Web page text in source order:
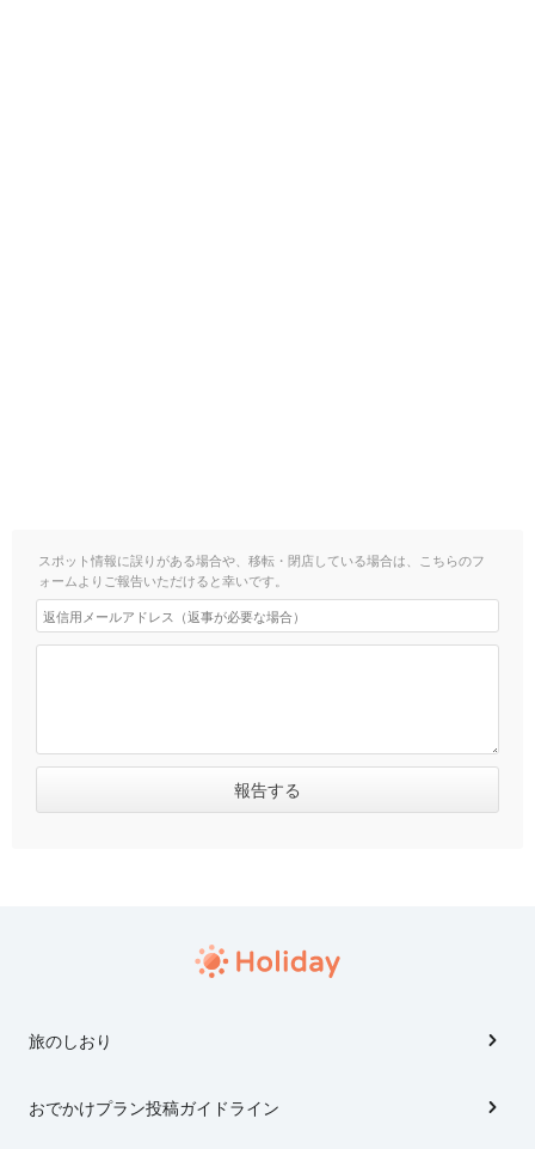
スポット情報に誤りがある場合や、移転・閉店している場合は、こちらのフ
ォームよりご報告いただけると幸いです。
旅のしおり
おでかけプラン投稿ガイドライン